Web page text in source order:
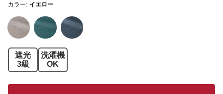
カラー: イエロー
遮光
3級
洗濯機
OK